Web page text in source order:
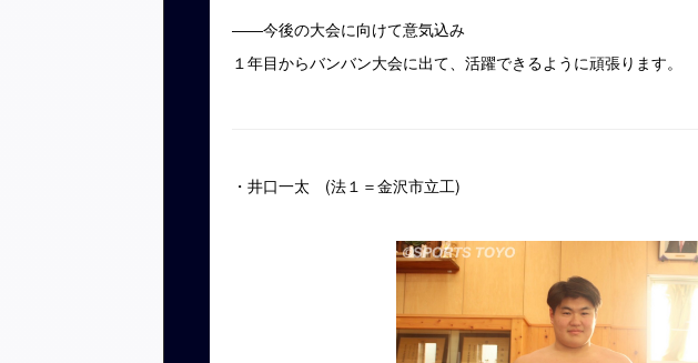
――今後の大会に向けて意気込み
１年目からバンバン大会に出て、活躍できるように頑張ります。
・井口一太 (法１＝金沢市立工)